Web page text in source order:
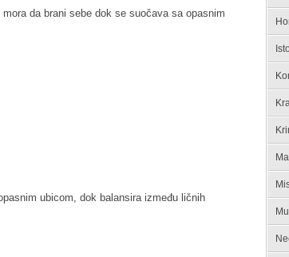
da brani sebe dok se suočava sa opasnim
ubicom, dok balansira između ličnih